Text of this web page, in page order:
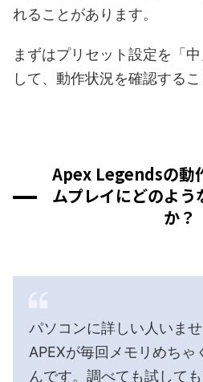
れることがあります。
まずはプリセット設定を「
して、動作状況を確認する
Apex Legendsの動
ムプレイにどのよう
か？
パソコンに詳しい人いませ
APEXが毎回メモリめちゃ
んです。調べても試して